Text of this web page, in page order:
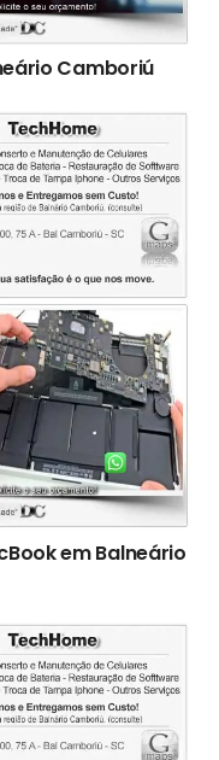
Camboriú
em Balneário